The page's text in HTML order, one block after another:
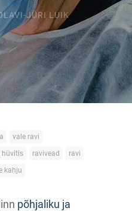
JÜRI LUIK
vale ravi
hüvitis ravivead
ravi
kahju
põhjaliku ja